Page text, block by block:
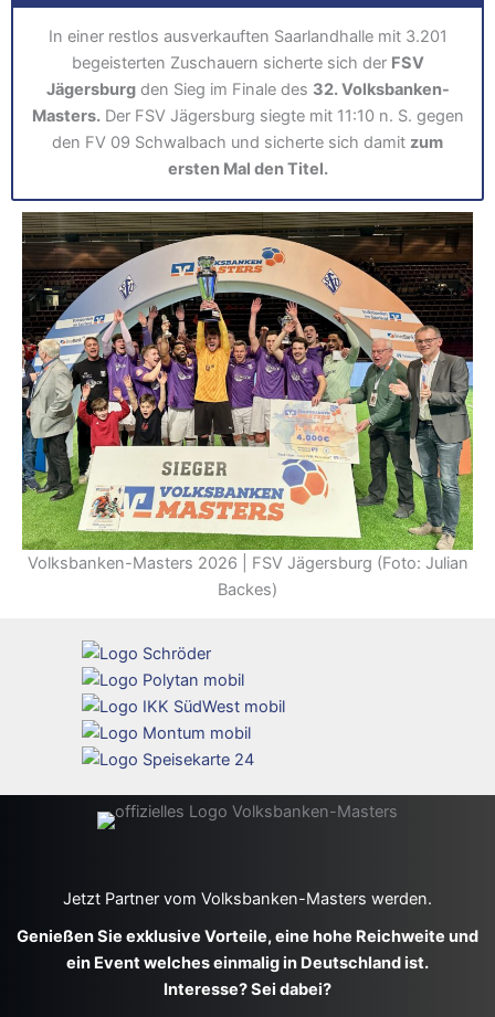
In einer restlos ausverkauften Saarlandhalle mit 3.201
begeisterten Zuschauern sicherte sich der FSV
Jägersburgden Sieg im Finale des 32. Volksbanken-
Masters.Der FSV Jägersburg siegte mit 11:10 n. S. gegen
den FV 09 Schwalbach und sicherte sich damit zum
ersten Mal den Titel.
Volksbanken-Masters 2026 | FSV Jägersburg (Foto: Julian
Backes)
Jetzt Partner vom Volksbanken-Masters werden.
Genießen Sie exklusive Vorteile, eine hohe Reichweite und
ein Event welches einmalig in Deutschland ist.
Interesse? Sei dabei?